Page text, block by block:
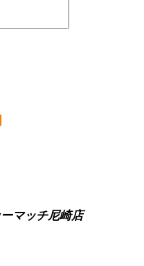
マッチ尼崎店